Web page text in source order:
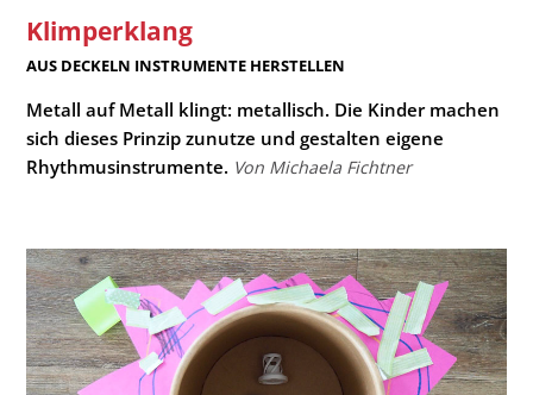
Klimperklang
:
AUS DECKELN INSTRUMENTE HERSTELLEN
Metall auf Metall klingt: metallisch. Die Kinder machen
sich dieses Prinzip zunutze und gestalten eigene
Rhythmusinstrumente. Von Michaela Fichtner